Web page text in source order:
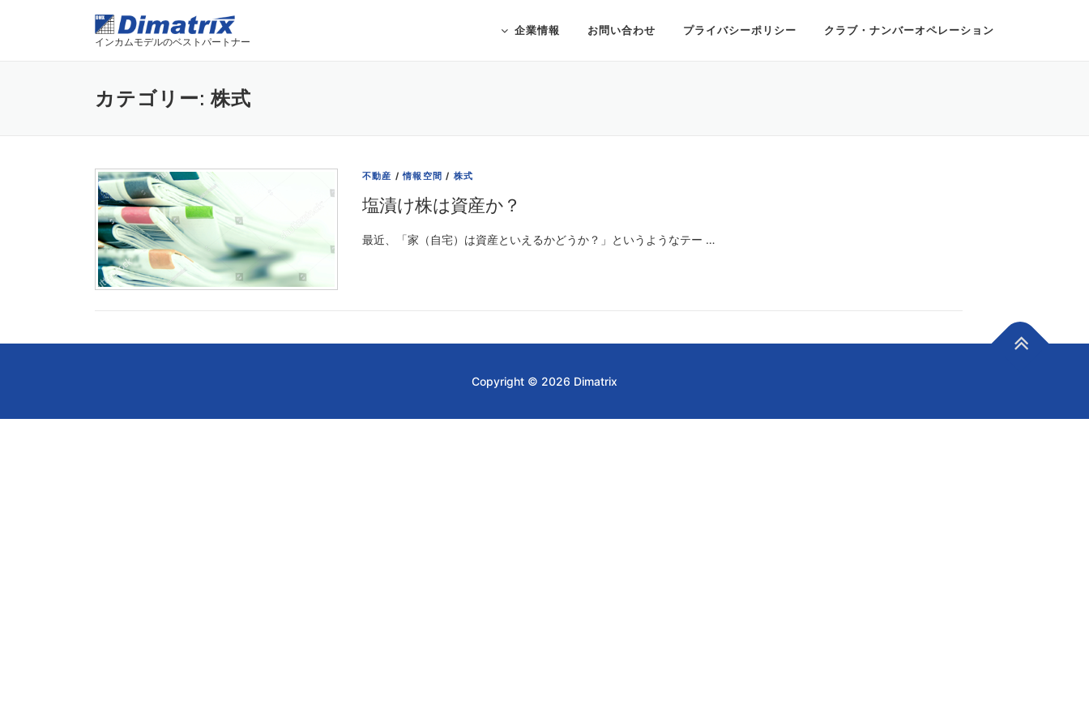
インカムモデルのベストパートナー
企業情報 お問い合わせ プライバシーポリシー クラブ・ナンバーオペレーション
カテゴリー: 株式
不動産 /情報空間 / 株式
塩漬け株は資産か？
最近、「家（自宅）は資産といえるかどうか？」というようなテー …
Copyright © 2026 Dimatrix